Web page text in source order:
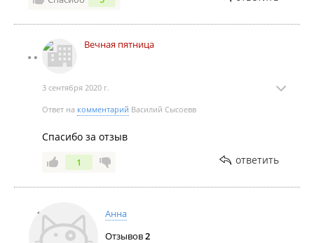
Вечная пятница
3 сентября 2020 г.
Ответ на комментарий Василий Сысоевв
Спасибо за отзыв
1 ответить
Анна
Отзывов2